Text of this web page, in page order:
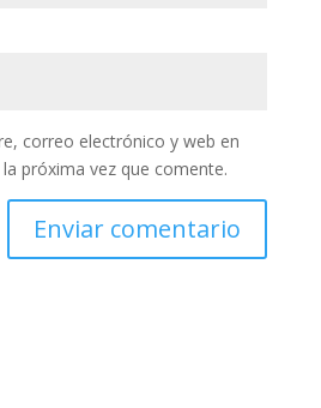
correo electrónico y web en
próxima vez que comente.